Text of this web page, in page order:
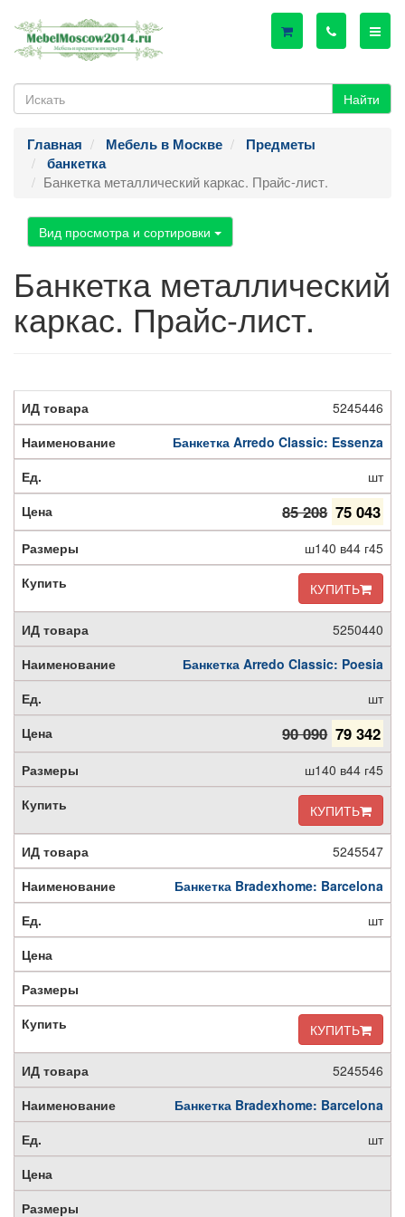
Найти
Главная Мебель в Москве
Предметы
банкетка
Банкетка металлический каркас. Прайс-лист.
Вид просмотра и сортировки
Банкетка металлический
каркас. Прайс-лист.
5245446
Банкетка Arredo Classic: Essenza
шт
85 208 75 043
ш140 в44 г45
КУПИТЬ
5250440
Банкетка Arredo Classic: Poesia
шт
90 090 79 342
ш140 в44 г45
КУПИТЬ
5245547
Банкетка Bradexhome: Barcelona
шт
КУПИТЬ
5245546
Банкетка Bradexhome: Barcelona
шт